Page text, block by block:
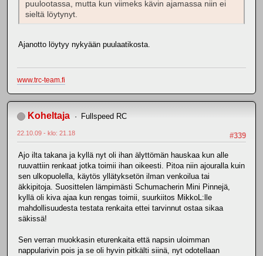
puulootassa, mutta kun viimeks kävin ajamassa niin ei
sieltä löytynyt.
Ajanotto löytyy nykyään puulaatikosta.
www.trc-team.fi
Koheltaja Fullspeed RC
#339
22.10.09 - klo: 21.18
Ajo ilta takana ja kyllä nyt oli ihan älyttömän hauskaa kun alle
ruuvattiin renkaat jotka toimii ihan oikeesti. Pitoa niin ajouralla kuin
sen ulkopuolella, käytös yllätyksetön ilman venkoilua tai
äkkipitoja. Suosittelen lämpimästi Schumacherin Mini Pinnejä,
kyllä oli kiva ajaa kun rengas toimii, suurkiitos MikkoL:lle
mahdollisuudesta testata renkaita ettei tarvinnut ostaa sikaa
säkissä!
Sen verran muokkasin eturenkaita että napsin uloimman
nappularivin pois ja se oli hyvin pitkälti siinä, nyt odotellaan